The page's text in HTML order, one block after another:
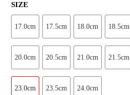
SIZE
17.0cm 17.5cm 18.0cm 18.5cm
20.0cm 20.5cm 21.0cm 21.5cm
23.0cm 23.5cm 24.0cm